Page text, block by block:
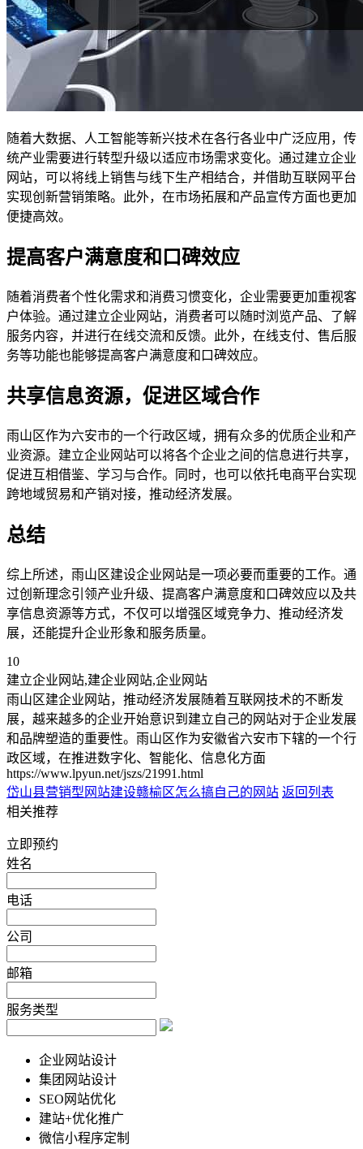
随着大数据、人工智能等新兴技术在各行各业中广泛应用，传
统产业需要进行转型升级以适应市场需求变化。通过建立企业
网站，可以将线上销售与线下生产相结合，并借助互联网平台
实现创新营销策略。此外，在市场拓展和产品宣传方面也更加
便捷高效。
提高客户满意度和口碑效应
随着消费者个性化需求和消费习惯变化，企业需要更加重视客
户体验。通过建立企业网站，消费者可以随时浏览产品、了解
服务内容，并进行在线交流和反馈。此外，在线支付、售后服
务等功能也能够提高客户满意度和口碑效应。
共享信息资源，促进区域合作
雨山区作为六安市的一个行政区域，拥有众多的优质企业和产
业资源。建立企业网站可以将各个企业之间的信息进行共享，
促进互相借鉴、学习与合作。同时，也可以依托电商平台实现
跨地域贸易和产销对接，推动经济发展。
总结
综上所述，雨山区建设企业网站是一项必要而重要的工作。通
过创新理念引领产业升级、提高客户满意度和口碑效应以及共
享信息资源等方式，不仅可以增强区域竞争力、推动经济发
展，还能提升企业形象和服务质量。
10
建立企业网站,建企业网站,企业网站
雨山区建企业网站，推动经济发展随着互联网技术的不断发
展，越来越多的企业开始意识到建立自己的网站对于企业发展
和品牌塑造的重要性。雨山区作为安徽省六安市下辖的一个行
政区域，在推进数字化、智能化、信息化方面
https://www.lpyun.net/jszs/21991.html
岱山县营销型网站建设赣榆区怎么搞自己的网站 返回列表
相关推荐
立即预约
姓名
电话
公司
邮箱
服务类型
企业网站设计
集团网站设计
SEO网站优化
建站+优化推广
微信小程序定制